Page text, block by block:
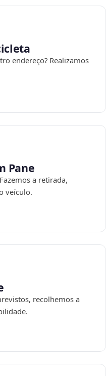
endereço? Realizamos
Pane
a retirada,
veículo.
recolhemos a